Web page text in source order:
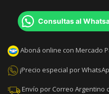
Consultas al
Aboná online con Mercado
¡Precio especial por
Envío por Correo Argentino